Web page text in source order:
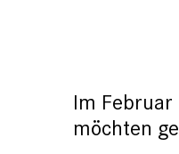
Im Februar
möchten